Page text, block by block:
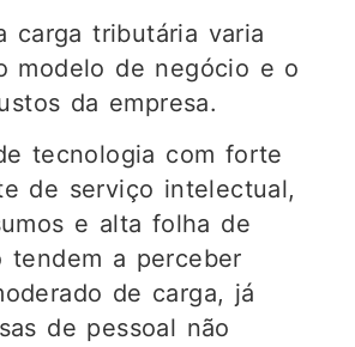
carga tributária varia
modelo de negócio e o
da empresa.
tecnologia com forte
de serviço intelectual,
e alta folha de
tendem a perceber
de carga, já
de pessoal não